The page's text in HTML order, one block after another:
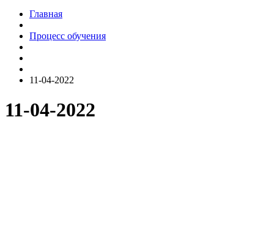
Главная
Процесс обучения
11-04-2022
11-04-2022